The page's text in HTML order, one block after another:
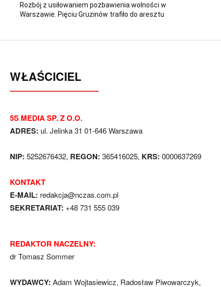
Rozbój z usiłowaniem pozbawienia wolności w
Warszawie. Pięciu Gruzinów trafiło do aresztu
WŁAŚCICIEL
5S MEDIA SP. Z O.O.
ADRES: ul. Jelinka 31 01-646 Warszawa
NIP: 5252676432, REGON: 365416025, KRS: 0000637269
KONTAKT
E-MAIL: redakcja@nczas.com.pl
SEKRETARIAT: +48 731 555 039
REDAKTOR NACZELNY:
dr Tomasz Sommer
WYDAWCY: Adam Wojtasiewicz, Radosław Piwowarczyk,